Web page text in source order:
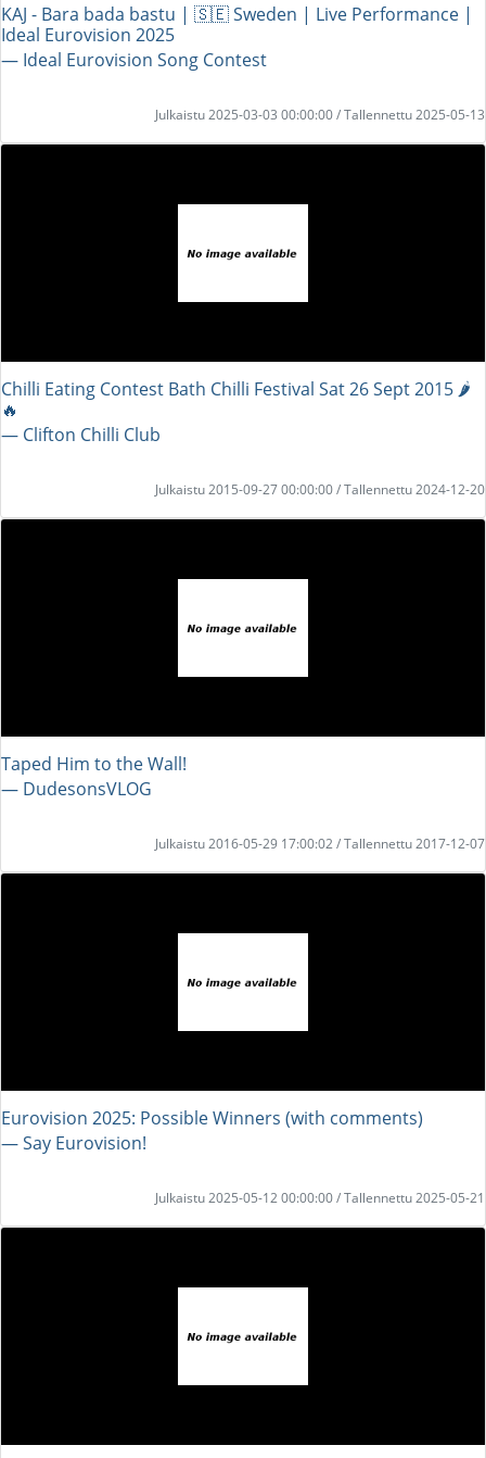
KAJ - Bara bada bastu | 🇸🇪 Sweden | Live Performance |
Ideal Eurovision 2025
― Ideal Eurovision Song Contest
Julkaistu 2025-03-03 00:00:00 / Tallennettu 2025-05-13
Chilli Eating Contest Bath Chilli Festival Sat 26 Sept 2015 🌶
🔥
― Clifton Chilli Club
Julkaistu 2015-09-27 00:00:00 / Tallennettu 2024-12-20
Taped Him to the Wall!
― DudesonsVLOG
Julkaistu 2016-05-29 17:00:02 / Tallennettu 2017-12-07
Eurovision 2025: Possible Winners (with comments)
― Say Eurovision!
Julkaistu 2025-05-12 00:00:00 / Tallennettu 2025-05-21